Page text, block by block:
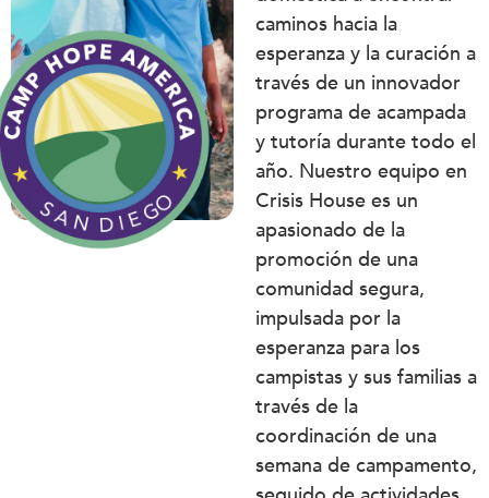
caminos hacia la
esperanza y la curación a
través de un innovador
programa de acampada
y tutoría durante todo el
año. Nuestro equipo en
Crisis House es un
apasionado de la
promoción de una
comunidad segura,
impulsada por la
esperanza para los
campistas y sus familias a
través de la
coordinación de una
semana de campamento,